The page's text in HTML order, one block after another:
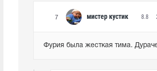
7 мистер кустик 8.8
Фурия была жесткая тима.